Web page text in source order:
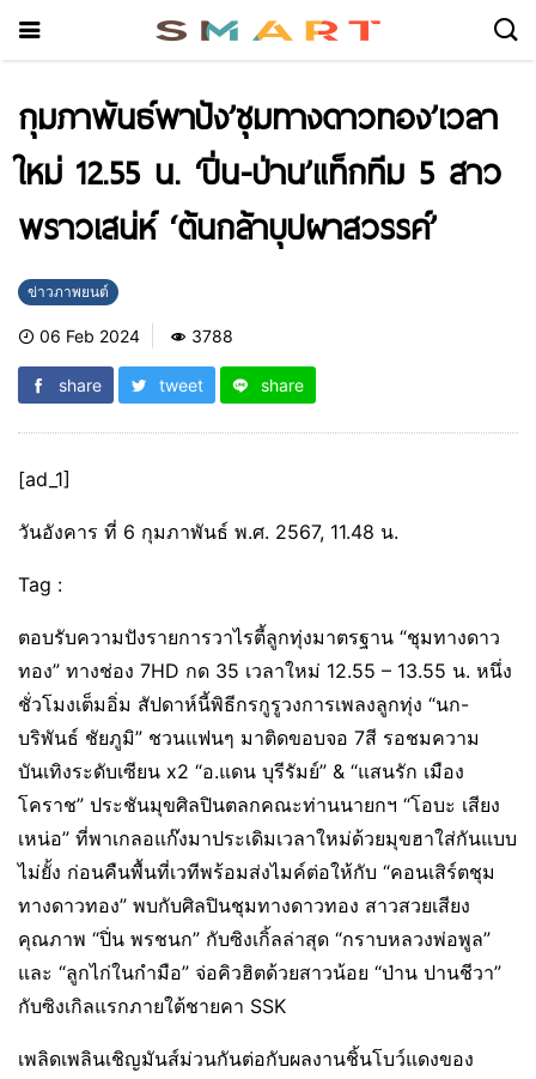
กุมภาพันธ์พาปัง’ชุมทางดาวทอง’เวลา
ใหม่ 12.55 น. ‘ปิ่น-ป่าน’แท็กทีม 5 สาว
พราวเสน่ห์ ‘ต้นกล้าบุปผาสวรรค์’
ข่าวภาพยนต์
06 Feb 2024 3788
share tweet share
[ad_1]
วันอังคาร ที่ 6 กุมภาพันธ์ พ.ศ. 2567, 11.48 น.
Tag :
ตอบรับความปังรายการวาไรตี้ลูกทุ่งมาตรฐาน “ชุมทางดาว
ทอง” ทางช่อง 7HD กด 35 เวลาใหม่ 12.55 – 13.55 น. หนึ่ง
ชั่วโมงเต็มอิ่ม สัปดาห์นี้พิธีกรกูรูวงการเพลงลูกทุ่ง “นก-
บริพันธ์ ชัยภูมิ” ชวนแฟนๆ มาติดขอบจอ 7สี รอชมความ
บันเทิงระดับเซียน x2 “อ.แดน บุรีรัมย์” & “แสนรัก เมือง
โคราช” ประชันมุขศิลปินตลกคณะท่านนายกฯ “โอบะ เสียง
เหน่อ” ที่พาเกลอแก๊งมาประเดิมเวลาใหม่ด้วยมุขฮาใส่กันแบบ
ไม่ยั้ง ก่อนคืนพื้นที่เวทีพร้อมส่งไมค์ต่อให้กับ “คอนเสิร์ตชุม
ทางดาวทอง” พบกับศิลปินชุมทางดาวทอง สาวสวยเสียง
คุณภาพ “ปิ่น พรชนก” กับซิงเกิ้ลล่าสุด “กราบหลวงพ่อพูล”
และ “ลูกไก่ในกำมือ” จ่อคิวฮิตด้วยสาวน้อย “ป่าน ปานชีวา”
กับซิงเกิลแรกภายใต้ชายคา SSK
เพลิดเพลินเชิญมันส์ม่วนกันต่อกับผลงานชิ้นโบว์แดงของ